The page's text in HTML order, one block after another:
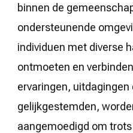
binnen de
ondersteunende
individuen met diverse
ontmoeten en
ervaringen,
gelijkgestemden,
aangemoedigd om